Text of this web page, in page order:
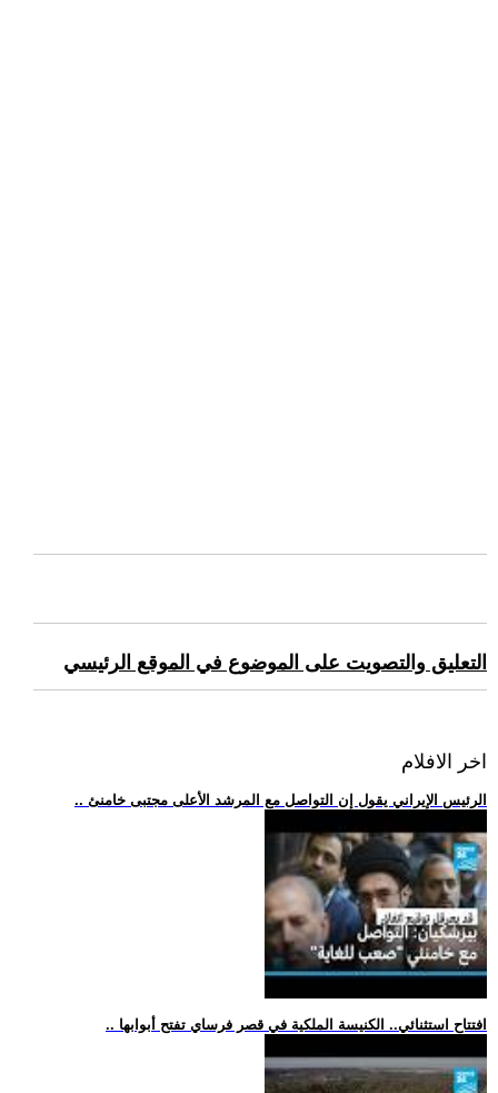
التعليق والتصويت على الموضوع في الموقع الرئيسي
اخر الافلام
.. الرئيس الإيراني يقول إن التواصل مع المرشد الأعلى مجتبى خامنئ
.. افتتاح استثنائي.. الكنيسة الملكية في قصر فرساي تفتح أبوابها